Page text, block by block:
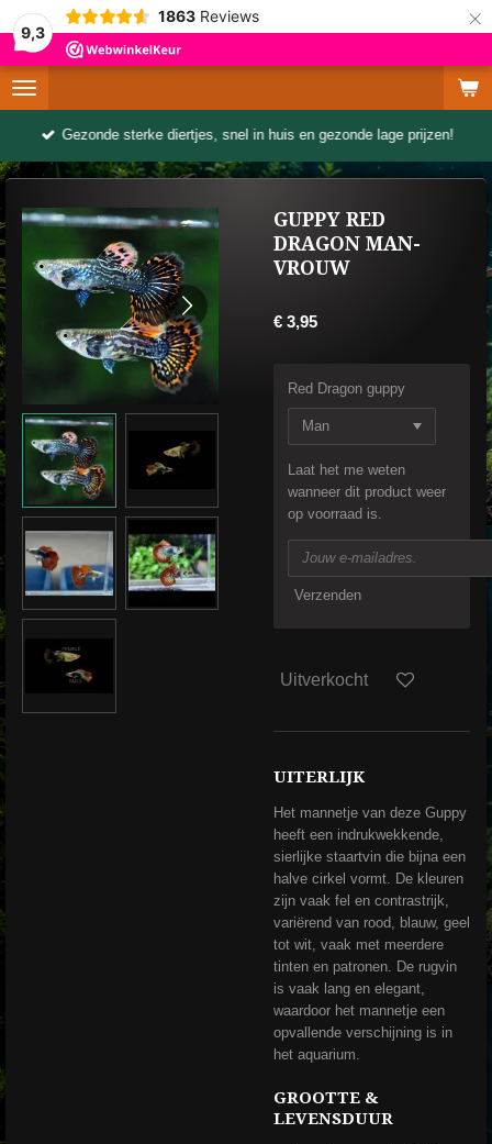
9,3
1863 Reviews ×
Gezonde sterke diertjes, snel in huis en gezonde lage prijzen!
GUPPY RED
DRAGON MAN-
VROUW
€ 3,95
Red Dragon guppy
Laat het me weten
wanneer dit product weer
op voorraad is.
Verzenden
Uitverkocht
UITERLIJK
Het mannetje van deze Guppy
heeft een indrukwekkende,
sierlijke staartvin die bijna een
halve cirkel vormt. De kleuren
zijn vaak fel en contrastrijk,
variërend van rood, blauw, geel
tot wit, vaak met meerdere
tinten en patronen. De rugvin
is vaak lang en elegant,
waardoor het mannetje een
opvallende verschijning is in
het aquarium.
GROOTTE &
LEVENSDUUR